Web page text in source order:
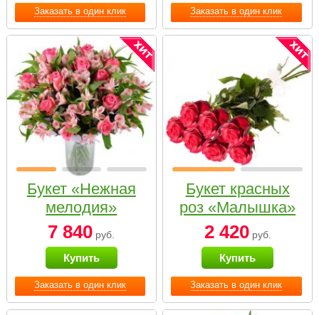
Заказать в один клик Заказать в один клик
Заказать в один клик
Букет «Нежная
мелодия»
7 840 руб.
Купить
Заказать в один клик
Букет красных
роз «Малышка»
2 420руб.
Купить